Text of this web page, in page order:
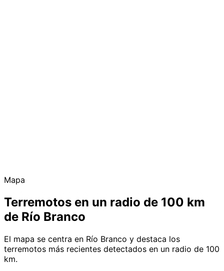
Mapa
Terremotos en un radio de 100 km
de Río Branco
El mapa se centra en Río Branco y destaca los
terremotos más recientes detectados en un radio de 100
km.